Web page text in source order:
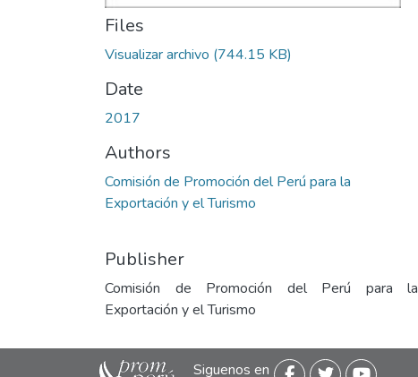
Files
Visualizar archivo (744.15 KB)
Date
2017
Authors
Comisión de Promoción del Perú para la
Exportación y el Turismo
Publisher
Comisión de Promoción del Perú para la
Exportación y el Turismo
Siguenos en